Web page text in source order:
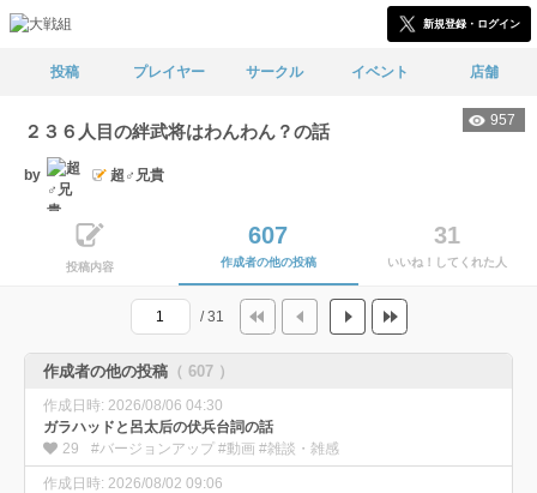
新規登録・ログイン
投稿 プレイヤー サークル イベント 店舗
957
２３６人目の絆武将はわんわん？の話
by 超♂兄貴
投稿内容
607
作成者の他の投稿
31
いいね！してくれた人
/ 31
作成者の他の投稿 （ 607 ）
作成日時: 2026/08/06 04:30
ガラハッドと呂太后の伏兵台詞の話
29
#バージョンアップ #動画 #雑談・雑感
作成日時: 2026/08/02 09:06